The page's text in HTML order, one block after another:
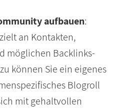
aufbauen:
an Kontakten,
möglichen Backlinks-
können Sie ein eigenes
Blogroll
mit gehaltvollen